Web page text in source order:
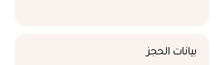
بيانات الحجز